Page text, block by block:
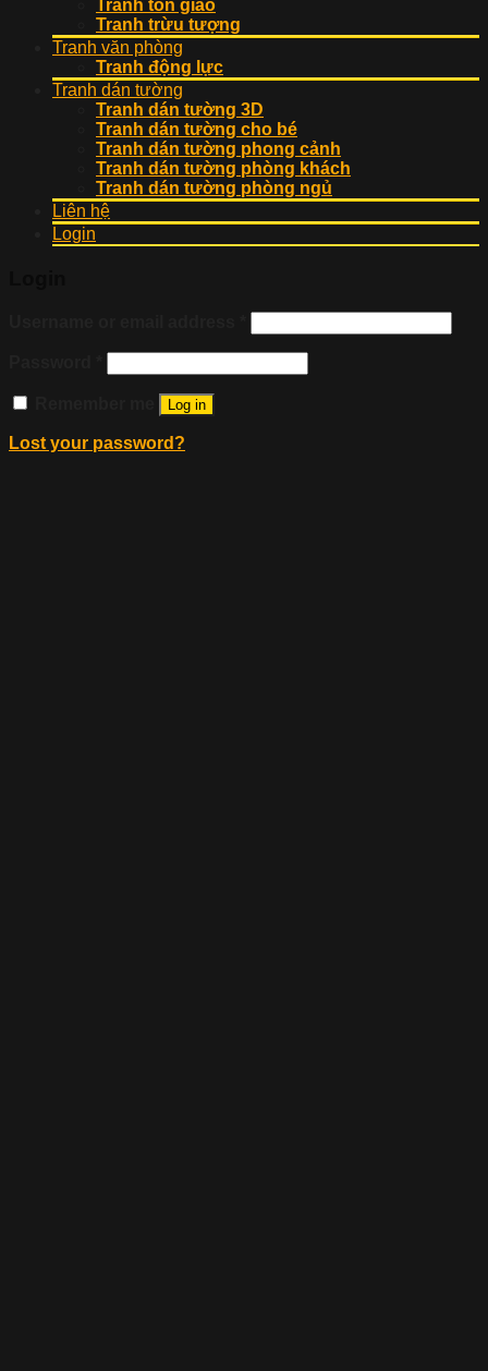
Tranh tôn giáo
Tranh trừu tượng
Tranh văn phòng
Tranh động lực
Tranh dán tường
Tranh dán tường 3D
Tranh dán tường cho bé
Tranh dán tường phong cảnh
Tranh dán tường phòng khách
Tranh dán tường phòng ngủ
Liên hệ
Login
Log in
Lost your password?